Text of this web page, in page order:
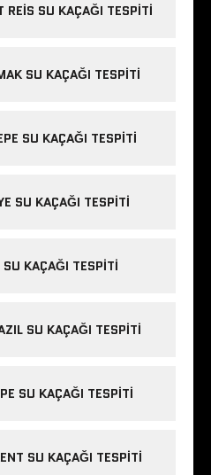
REIS SU KAÇAĞI TESPITI
SU KAÇAĞI TESPITI
SU KAÇAĞI TESPITI
SU KAÇAĞI TESPITI
KAÇAĞI TESPITI
SU KAÇAĞI TESPITI
SU KAÇAĞI TESPITI
SU KAÇAĞI TESPITI